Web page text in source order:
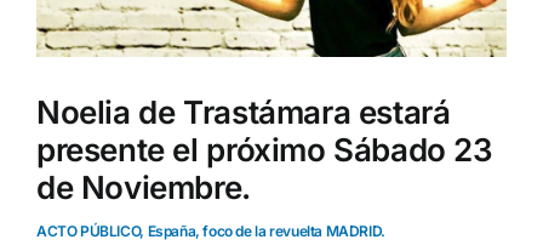
Noelia de Trastámara estará
presente el próximo Sábado 23
de Noviembre.
ACTO PÚBLICO, España, foco de la revuelta MADRID.